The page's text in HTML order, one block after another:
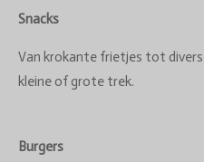
Snacks
Van krokante frietjes tot
kleine of grote trek.
Burgers